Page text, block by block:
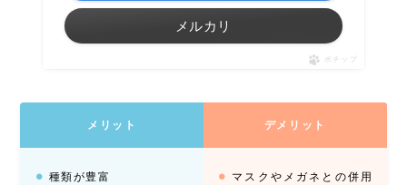
メルカリ
ポチップ
メリット デメリット
種類が豊富
マスクやメガネとの併用